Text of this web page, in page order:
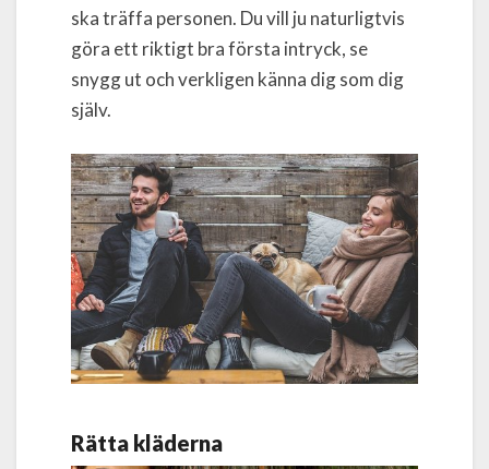
ska träffa personen. Du vill ju naturligtvis
göra ett riktigt bra första intryck, se
snygg ut och verkligen känna dig som dig
själv.
Rätta kläderna